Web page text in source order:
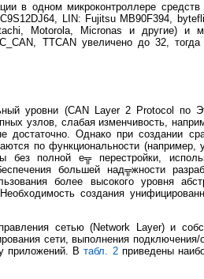
в одном микроконтроллере
LIN: Fujitsu MB90F394,
Motorola, Micronas и другие) и
TTCAN увеличено до 32, тогда
уровни (CAN Layer 2 Protocol по
узлов, слабая изменчивость,
Однако при создании
по функциональности (например,
полной е╦ перестройки,
большей над╦жности
более высокого уровня
создания
сетью (Network Layer) и
сети, выполнения подключения/
приложений. Втабл. 2приведены